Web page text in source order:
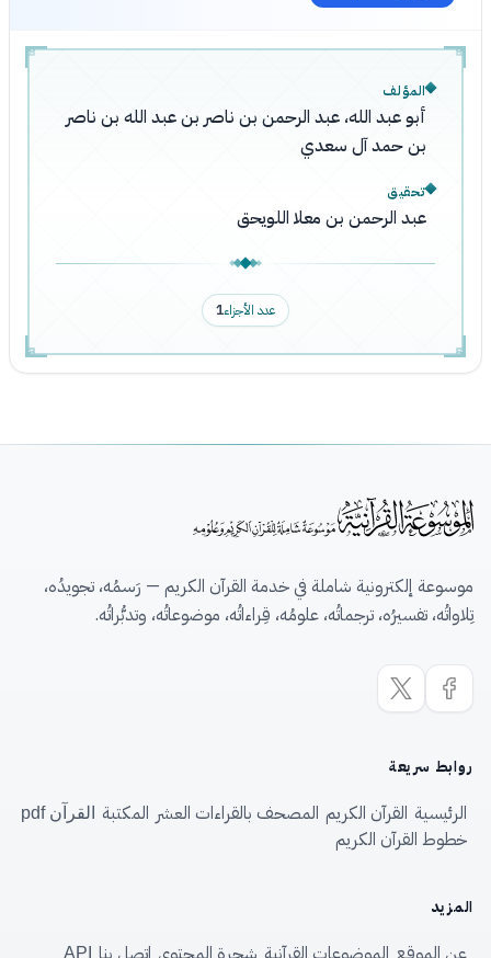
المؤلف
أبو عبد الله، عبد الرحمن بن ناصر بن عبد الله بن ناصر
بن حمد آل سعدي
تحقيق
عبد الرحمن بن معلا اللويحق
عدد الأجزاء1
موسوعة إلكترونية شاملة في خدمة القرآن الكريم — رَسمُه، تجويدُه،
تِلاواتُه، تفسيرُه، ترجماتُه، علومُه، قِراءاتُه، موضوعاتُه، وتدبُّراتُه.
روابط سريعة
الرئيسية القرآن الكريم المصحف بالقراءات العشر المكتبة القرآن pdf
خطوط القرآن الكريم
المزيد
API